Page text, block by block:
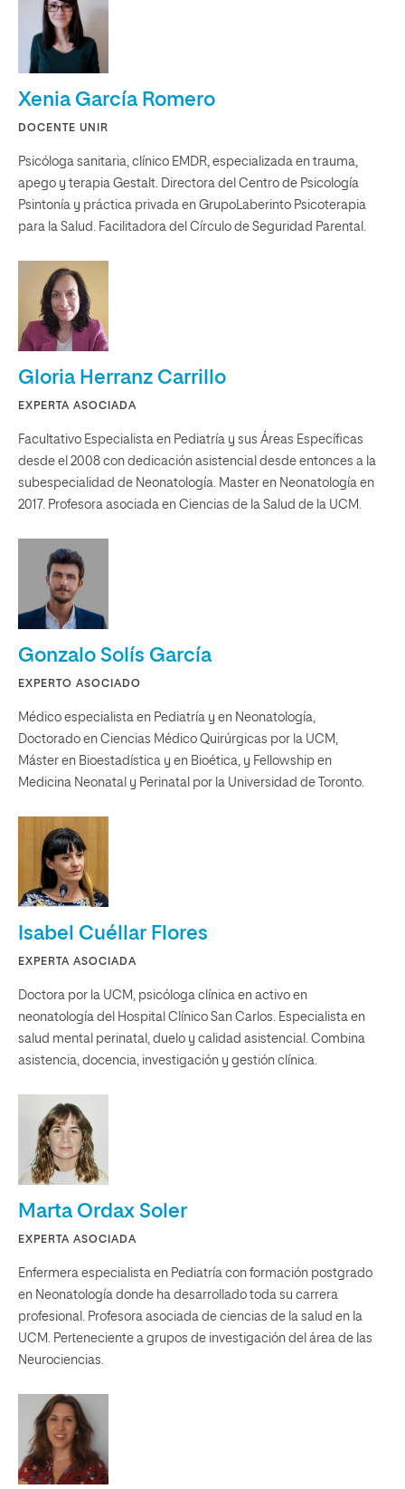
Xenia García Romero
DOCENTE UNIR
Psicóloga sanitaria, clínico EMDR, especializada en trauma,
apego y terapia Gestalt. Directora del Centro de Psicología
Psintonía y práctica privada en GrupoLaberinto Psicoterapia
para la Salud. Facilitadora del Círculo de Seguridad Parental.
Gloria Herranz Carrillo
EXPERTA ASOCIADA
Facultativo Especialista en Pediatría y sus Áreas Específicas
desde el 2008 con dedicación asistencial desde entonces a la
subespecialidad de Neonatología. Master en Neonatología en
2017. Profesora asociada en Ciencias de la Salud de la UCM.
Gonzalo Solís García
EXPERTO ASOCIADO
Médico especialista en Pediatría y en Neonatología,
Doctorado en Ciencias Médico Quirúrgicas por la UCM,
Máster en Bioestadística y en Bioética, y Fellowship en
Medicina Neonatal y Perinatal por la Universidad de Toronto.
Isabel Cuéllar Flores
EXPERTA ASOCIADA
Doctora por la UCM, psicóloga clínica en activo en
neonatología del Hospital Clínico San Carlos. Especialista en
salud mental perinatal, duelo y calidad asistencial. Combina
asistencia, docencia, investigación y gestión clínica.
Marta Ordax Soler
EXPERTA ASOCIADA
Enfermera especialista en Pediatría con formación postgrado
en Neonatología donde ha desarrollado toda su carrera
profesional. Profesora asociada de ciencias de la salud en la
UCM. Perteneciente a grupos de investigación del área de las
Neurociencias.